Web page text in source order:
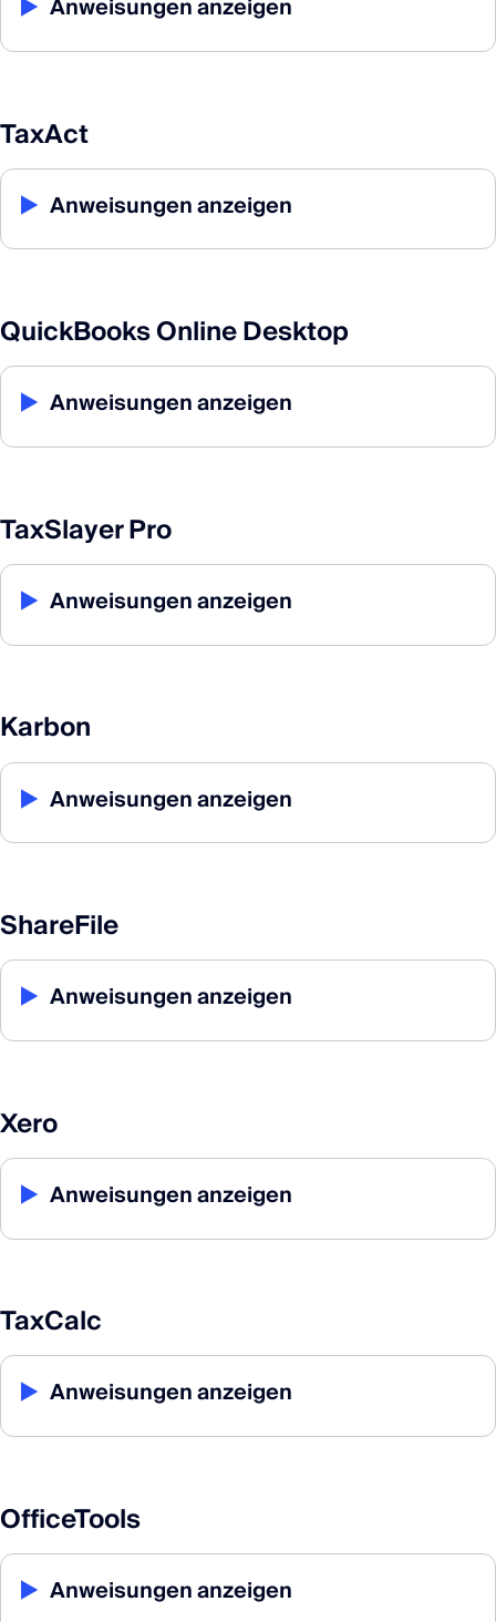
▶ Anweisungen anzeigen
TaxAct
▶ Anweisungen anzeigen
QuickBooks Online Desktop
▶ Anweisungen anzeigen
TaxSlayer Pro
▶ Anweisungen anzeigen
Karbon
▶ Anweisungen anzeigen
ShareFile
▶ Anweisungen anzeigen
Xero
▶ Anweisungen anzeigen
TaxCalc
▶ Anweisungen anzeigen
OfficeTools
▶ Anweisungen anzeigen